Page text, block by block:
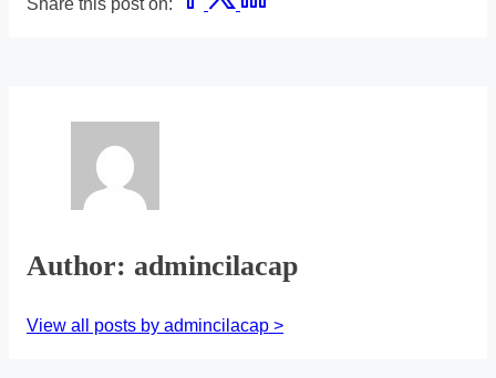
Share this post on:
Author: admincilacap
View all posts by admincilacap >